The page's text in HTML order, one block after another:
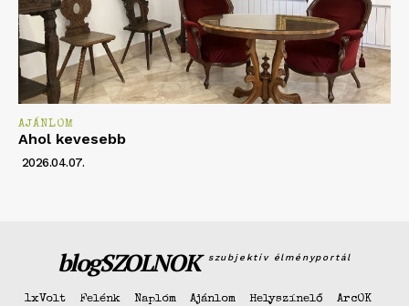
AJÁNLOM
Ahol kevesebb
2026.04.07.
blogSZOLNOK szubjektív élményportál
1xVolt Felénk Naplóm Ajánlom Helyszínelő
ArcOK